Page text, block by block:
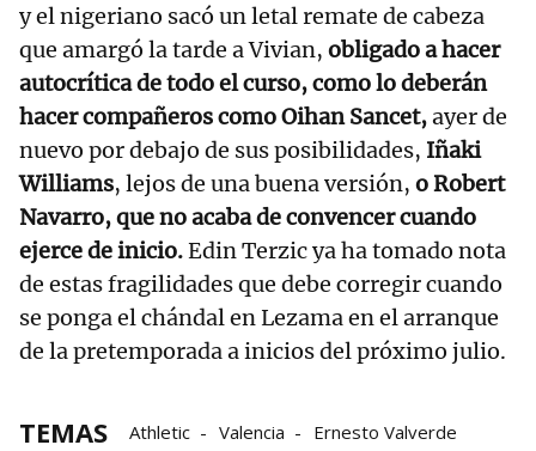
y el nigeriano sacó un letal remate de cabeza
que amargó la tarde a Vivian, obligado a hacer
autocrítica de todo el curso, como lo deberán
hacer compañeros como Oihan Sancet,ayer de
nuevo por debajo de sus posibilidades, Iñaki
Williams, lejos de una buena versión, o Robert
Navarro, que no acaba de convencer cuando
ejerce de inicio.Edin Terzic ya ha tomado nota
de estas fragilidades que debe corregir cuando
se ponga el chándal en Lezama en el arranque
de la pretemporada a inicios del próximo julio.
TEMAS Athletic Valencia Ernesto Valverde